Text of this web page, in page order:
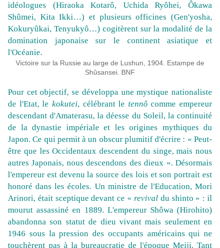
idéologues (Hiraoka Kotarô, Uchida Ryôhei, Ôkawa
Shûmei, Kita Ikki…) et plusieurs officines (Gen'yosha,
Kokuryûkai, Tenyukyô…) cogitèrent sur la modalité de la
domination japonaise sur le continent asiatique et
l'Océanie.
Victoire sur la Russie au large de Lushun, 1904. Estampe de
Shûsansei. BNF
Pour cet objectif, se développa une mystique nationaliste
de l'Etat, le kokutei, célébrant le tennô comme empereur
descendant d'Amaterasu, la déesse du Soleil, la continuité
de la dynastie impériale et les origines mythiques du
Japon. Ce qui permit à un obscur plumitif d'écrire : « Peut-
être que les Occidentaux descendent du singe, mais nous
autres Japonais, nous descendons des dieux ». Désormais
l'empereur est devenu la source des lois et son portrait est
honoré dans les écoles. Un ministre de l'Education, Mori
Arinori, était sceptique devant ce « revivaldu shinto » : il
mourut assassiné en 1889. L'empereur Shôwa (Hirohito)
abandonna son statut de dieu vivant mais seulement en
1946 sous la pression des occupants américains qui ne
touchèrent pas à la bureaucratie de l'époque Meiji. Tant